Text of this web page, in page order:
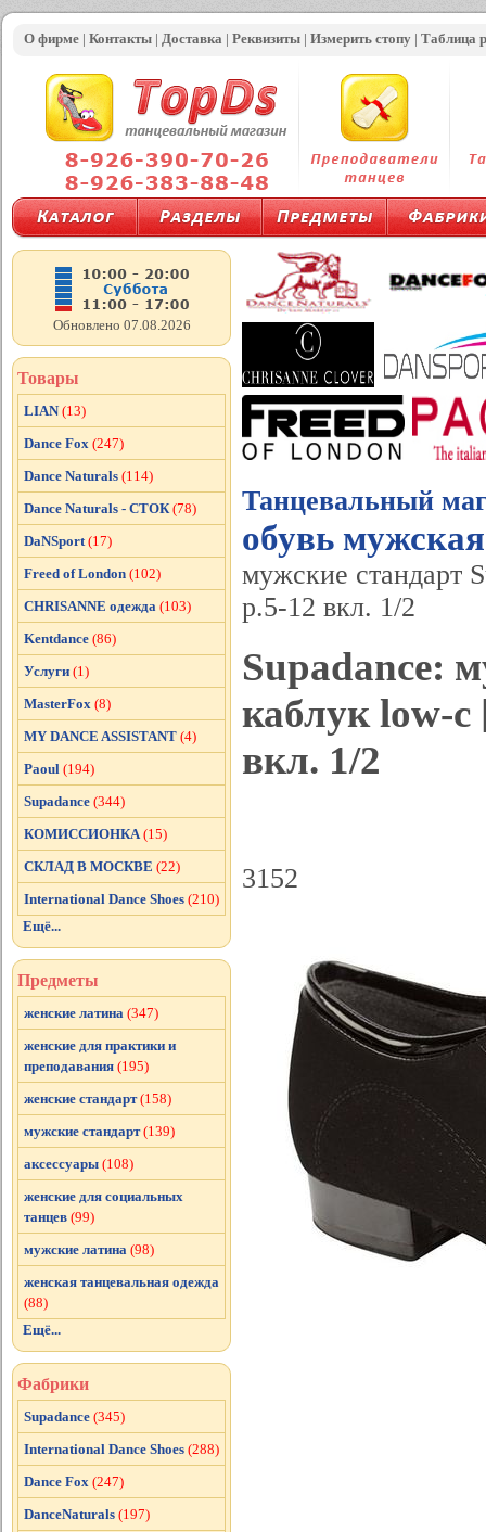
О фирме | Контакты | Доставка | Реквизиты | Измерить стопу | Таблица
Танцевальный
обувь
мужские стандарт
р.5-12 вкл. 1/2
Supadance:
каблук low-
вкл. 1/2
3152
Обновлено 07.08.2026
Товары
LIAN (13)
Dance Fox (247)
Dance Naturals (114)
Dance Naturals - СТОК (78)
DaNSport (17)
Freed of London (102)
CHRISANNE одежда (103)
Kentdance (86)
Услуги (1)
MasterFox (8)
MY DANCE ASSISTANT (4)
Paoul (194)
Supadance (344)
КОМИССИОНКА (15)
СКЛАД В МОСКВЕ (22)
International Dance Shoes (210)
Ещё...
Предметы
женские латина (347)
женские для практики и
преподавания (195)
женские стандарт (158)
мужские стандарт (139)
аксессуары (108)
женские для социальных
танцев (99)
мужские латина (98)
женская танцевальная одежда
(88)
Ещё...
Фабрики
Supadance (345)
International Dance Shoes (288)
Dance Fox (247)
DanceNaturals (197)